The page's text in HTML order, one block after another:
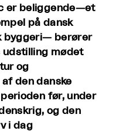
er beliggende—et
på dansk
byggeri— berører
udstilling mødet
og
den danske
før, under
og den
i dag